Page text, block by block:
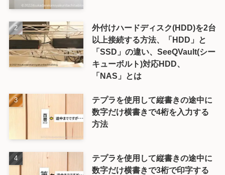
外付けハードディスク(HDD)を2台
以上接続する方法、「HDD」と
「SSD」の違い、SeeQVault(シー
キューボルト)対応HDD、
「NAS」とは
テプラを使用して縦書きの途中に
数字だけ横書きで4桁を入力する
方法
テプラを使用して縦書きの途中に
数字だけ横書きで3桁で印字する